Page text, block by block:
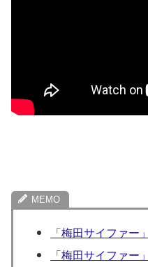
「梅田サイファー
「梅田サイファー